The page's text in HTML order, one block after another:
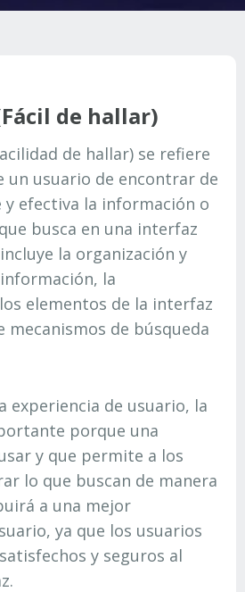
de hallar)
de hallar) se refiere
un usuario de encontrar de
y efectiva la información o
busca en una interfaz
la organización y
la
elementos de la interfaz
mecanismos de búsqueda
experiencia de usuario, la
porque una
y que permite a los
lo que buscan de manera
a una mejor
ya que los usuarios
y seguros al